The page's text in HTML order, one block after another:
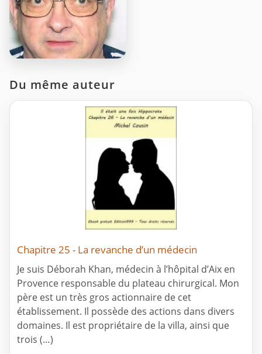
Du même auteur
Chapitre 25 - La revanche d’un médecin
Je suis Déborah Khan, médecin à l’hôpital d’Aix en
Provence responsable du plateau chirurgical. Mon
père est un très gros actionnaire de cet
établissement. Il possède des actions dans divers
domaines. Il est propriétaire de la villa, ainsi que
trois (…)